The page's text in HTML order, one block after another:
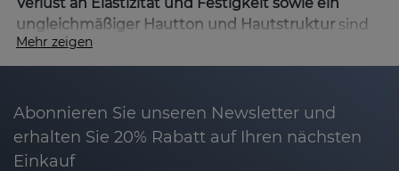
ungleichmäßiger Hautton und Hautstruktursind
typische Merkmale der Hautalterung. Bei
Sesdermaverstehen wir, dass einejugendliche
Deshalb bieten wir einebreite Produktpalette zur
Bekämpfung der Hautalterung . Unsere langjährige
Erfahrung in der Dermokosmetik und
Mehr zeigen
Abonnieren Sie unseren Newsletter und
erhalten Sie 20% Rabatt auf Ihren nächsten
Einkauf